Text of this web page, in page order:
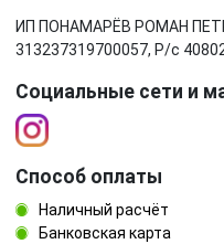
ИП ПОНАМАРЁВ РОМАН
313237319700057, Р/c
Социальные сети и
Способ оплаты
Наличный расчёт
Банковская карта